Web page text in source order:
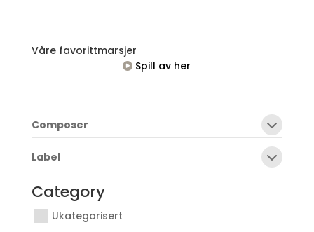
Våre favorittmarsjer
Spill av her
Composer
Label
Category
Ukategorisert